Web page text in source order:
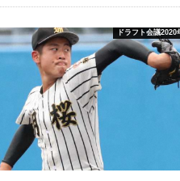
ドラフト会議2020